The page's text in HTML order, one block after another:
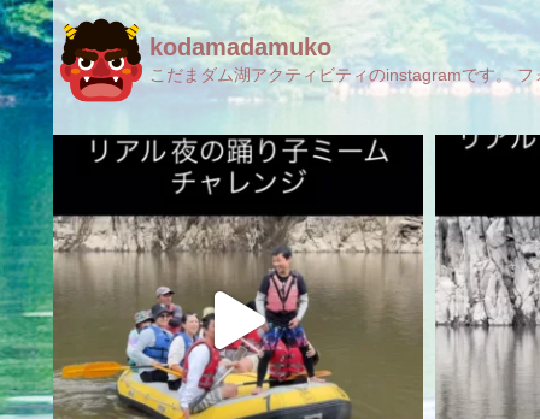
kodamadamuko
こだまダム湖アクティビティのinstagramです。